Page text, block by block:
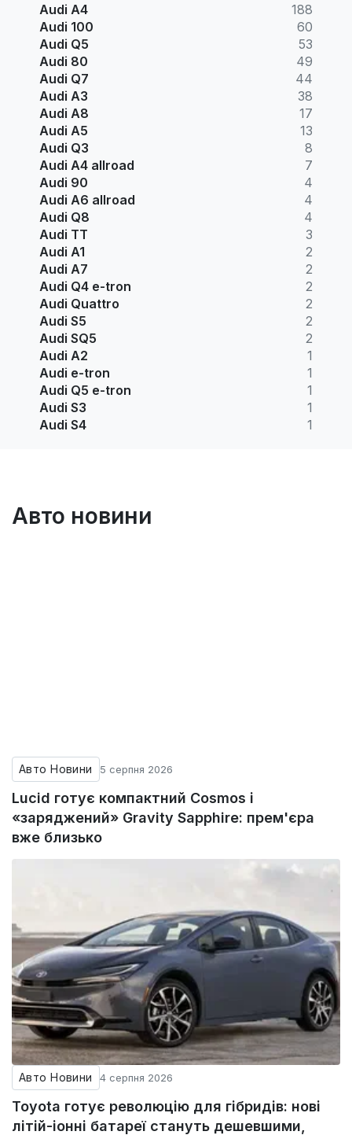
Audi A4
188
Audi 100
60
Audi Q5
53
Audi 80
49
Audi Q7
44
Audi A3
38
Audi A8
17
Audi A5
13
Audi Q3
8
Audi A4 allroad
7
Audi 90
4
Audi A6 allroad
4
Audi Q8
4
Audi TT
3
Audi A1
2
Audi A7
2
Audi Q4 e-tron
2
Audi Quattro
2
Audi S5
2
Audi SQ5
2
Audi A2
1
Audi e-tron
1
Audi Q5 e-tron
1
Audi S3
1
Audi S4
1
Авто новини
Авто Новини 5 серпня 2026
Lucid готує компактний Cosmos і
«заряджений» Gravity Sapphire: прем'єра
вже близько
Авто Новини 4 серпня 2026
Toyota готує революцію для гібридів: нові
літій-іонні батареї стануть дешевшими,